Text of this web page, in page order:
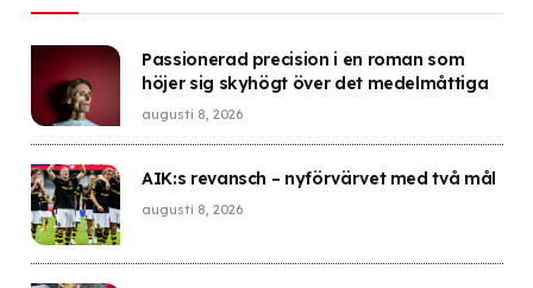
Passionerad precision i en roman som
höjer sig skyhögt över det medelmåttiga
augusti 8, 2026
AIK:s revansch – nyförvärvet med två mål
augusti 8, 2026